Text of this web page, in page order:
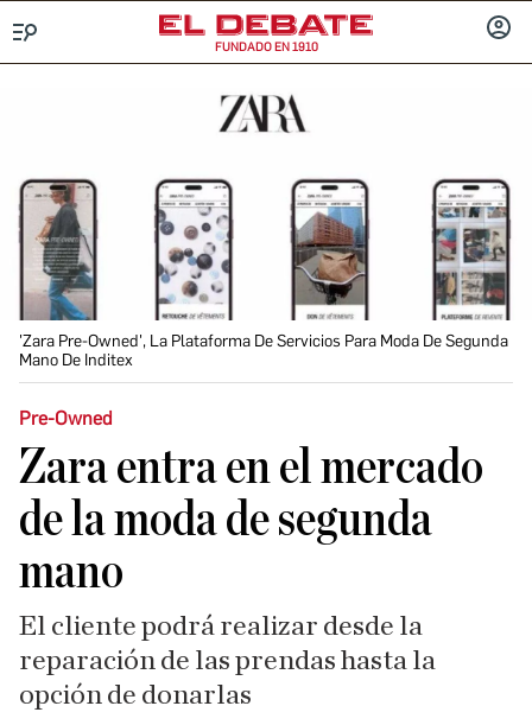
FUNDADO EN 1910
'Zara Pre-Owned', La Plataforma De Servicios Para Moda De Segunda
Mano De Inditex
Pre-Owned
Zara entra en el mercado
de la moda de segunda
mano
El cliente podrá realizar desde la
reparación de las prendas hasta la
opción de donarlas